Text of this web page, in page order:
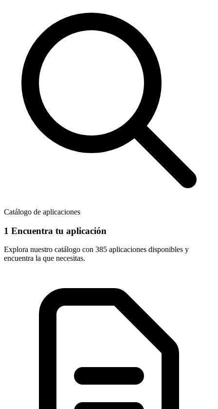
Catálogo de aplicaciones
1 Encuentra tu aplicación
Explora nuestro catálogo con 385 aplicaciones disponibles y
encuentra la que necesitas.